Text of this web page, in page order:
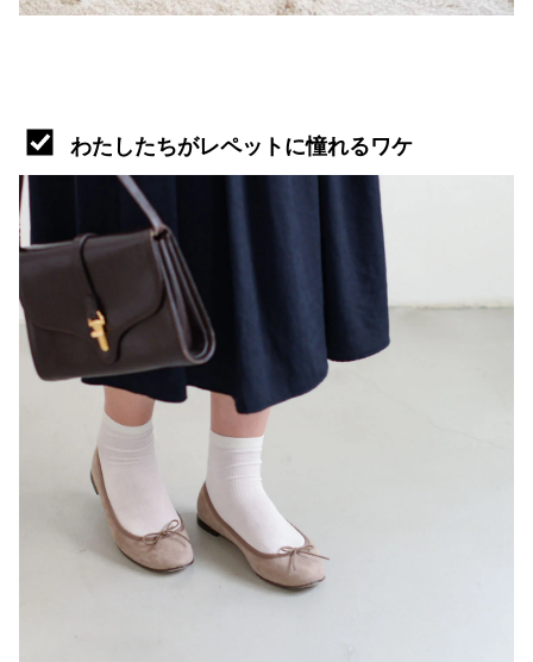
わたしたちがレペットに憧れるワケ